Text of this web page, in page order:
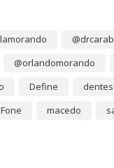
@orlandomorando
Define
dentes
Fone macedo